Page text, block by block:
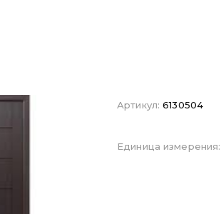
Артикул: 6130504
Единица измерения: